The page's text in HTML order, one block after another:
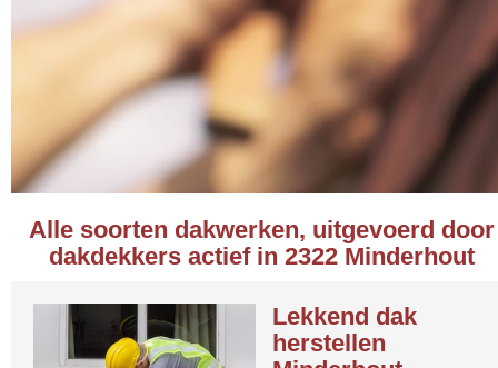
Alle soorten dakwerken, uitgevoerd door
dakdekkers actief in 2322 Minderhout
Lekkend dak
herstellen